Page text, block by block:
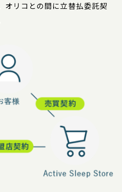
オリコとの間に立替払委託契